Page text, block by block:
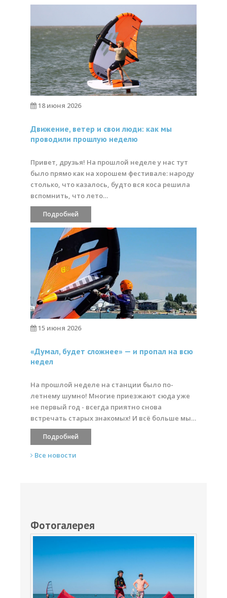
18 июня 2026
Движение, ветер и свои люди: как мы
проводили прошлую неделю
Привет, друзья! На прошлой неделе у нас тут
было прямо как на хорошем фестивале: народу
столько, что казалось, будто вся коса решила
вспомнить, что лето…
Подробней
15 июня 2026
«Думал, будет сложнее» — и пропал на всю
недел
На прошлой неделе на станции было по-
летнему шумно! Многие приезжают сюда уже
не первый год - всегда приятно снова
встречать старых знакомых! И всё больше мы…
Подробней
Все новости
Фотогалерея